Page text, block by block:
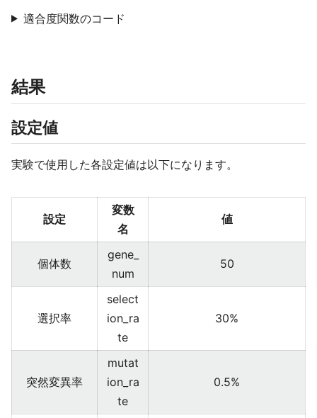
適合度関数のコード
結果
設定値
実験で使用した各設定値は以下になります。
設定
変数
名
値
個体数
gene_
num
50
選択率
select
ion_ra
te
30%
突然変異率
mutat
ion_ra
te
0.5%